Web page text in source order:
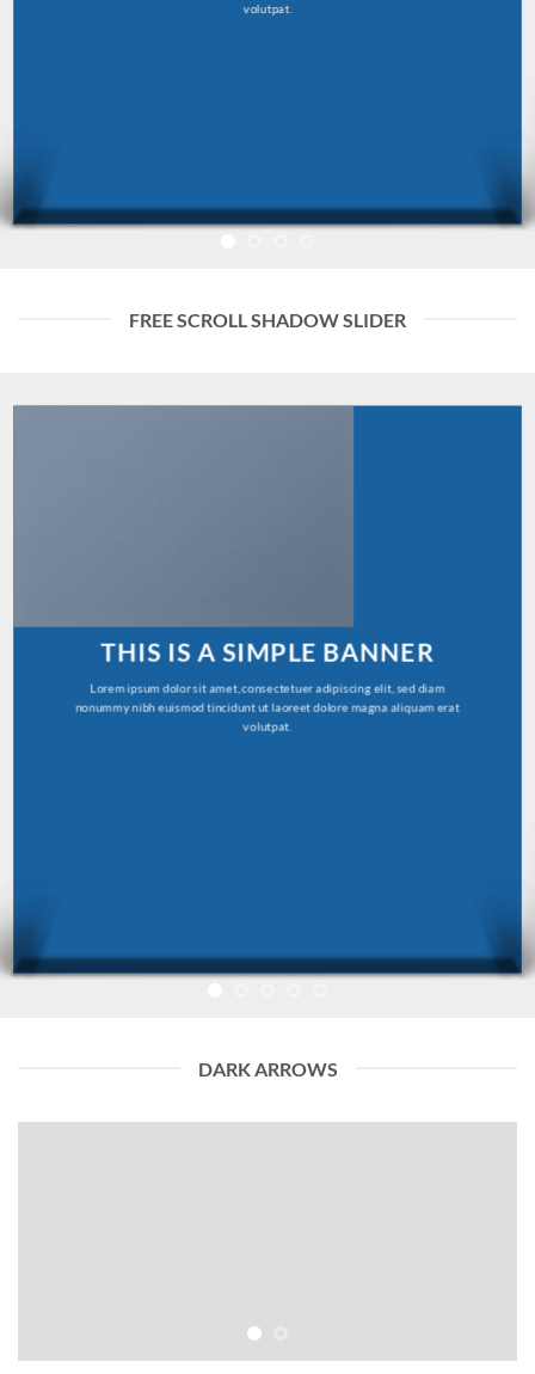
volutpat.
FREE SCROLL SHADOW SLIDER
THIS IS A SIMPLE BANNER
Lorem ipsum dolor sit amet, consectetuer adipiscing elit, sed diam
nonummy nibh euismod tincidunt ut laoreet dolore magna aliquam erat
volutpat.
DARK ARROWS